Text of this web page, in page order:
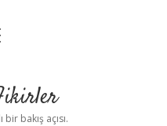
bakış açısı.